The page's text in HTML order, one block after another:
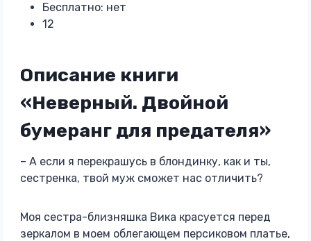
Бесплатно: нет
12
Описание книги
«Неверный. Двойной
бумеранг для предателя»
– А если я перекрашусь в блондинку, как и ты,
сестренка, твой муж сможет нас отличить?
Моя сестра-близняшка Вика красуется перед
зеркалом в моем облегающем персиковом платье,